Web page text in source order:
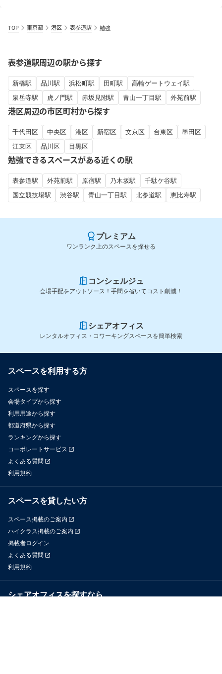
TOP 東京都 港区 表参道駅 勉強
表参道駅周辺の駅から探す
新橋駅 品川駅 浜松町駅 田町駅
高輪ゲートウェイ駅
泉岳寺駅
虎ノ門駅 赤坂見附駅 青山一丁目駅 外苑前駅
港区周辺の市区町村から探す
千代田区 中央区 港区 新宿区 文京区 台東区
墨田区
江東区
品川区 目黒区
勉強できるスペースがある近くの駅
表参道駅 外苑前駅 原宿駅 乃木坂駅
千駄ケ谷駅
国立競技場駅
渋谷駅 青山一丁目駅 北参道駅 恵比寿駅
プレミアム
ワンランク上のスペースを探せる
コンシェルジュ
会場手配をアウトソース！手間を省いてコスト削減！
シェアオフィス
レンタルオフィス・コワーキングスペースを簡単検索
スペースを利用する方
スペースを探す
会場タイプから探す
利用用途から探す
都道府県から探す
ランキングから探す
コーポレートサービス
よくある質問
利用規約
スペースを貸したい方
スペース掲載のご案内
ハイクラス掲載のご案内
掲載者ログイン
よくある質問
利用規約
シェアオフィスを探すなら